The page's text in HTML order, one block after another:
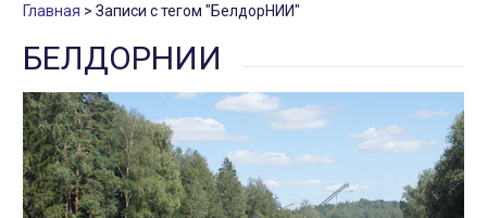
Главная Записи с тегом "БелдорНИИ"
БЕЛДОРНИИ